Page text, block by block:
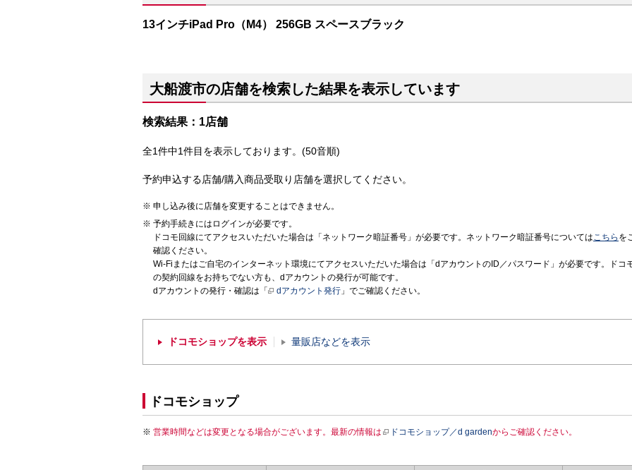
13インチiPad Pro（M4） 256GB スペースブラック
大船渡市の店舗を検索した結果を表示しています
検索結果：1店舗
全1件中1件目を表示しております。(50音順)
予約申込する店舗/購入商品受取り店舗を選択してください。
申し込み後に店舗を変更することはできません。
予約手続きにはログインが必要です。
ドコモ回線にてアクセスいただいた場合は「ネットワーク暗証番号」が必要です。ネットワーク暗証番号についてはこちら を
確認ください。
Wi-Fiまたはご自宅のインターネット環境にてアクセスいただいた場合は「dアカウントのID／パスワード」が必要です。ドコ
の契約回線をお持ちでない方も、dアカウントの発行が可能です。
dアカウントの発行・確認は「
dアカウント発行 」でご確認ください。
ドコモショップを表示 量販店などを表示
ドコモショップ
営業時間などは変更となる場合がございます。最新の情報は ドコモショップ／d gardenからご確認ください。